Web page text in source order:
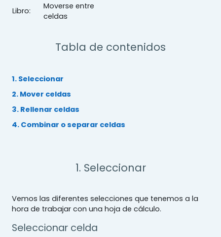
Libro:
Moverse entre
celdas
Tabla de contenidos
1. Seleccionar
2. Mover celdas
3. Rellenar celdas
4. Combinar o separar celdas
1. Seleccionar
Vemos las diferentes selecciones que tenemos a la
hora de trabajar con una hoja de cálculo.
Seleccionar celda